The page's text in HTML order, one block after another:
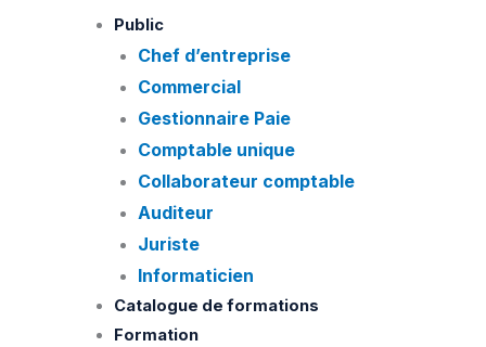
Public
Chef d’entreprise
Commercial
Gestionnaire Paie
Comptable unique
Collaborateur comptable
Auditeur
Juriste
Informaticien
Catalogue de formations
Formation